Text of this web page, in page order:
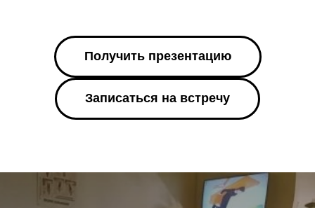
Получить презентацию
Записаться на встречу